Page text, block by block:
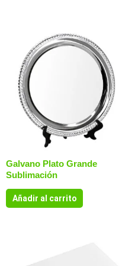
Galvano Plato Grande
Sublimación
Añadir al carrito